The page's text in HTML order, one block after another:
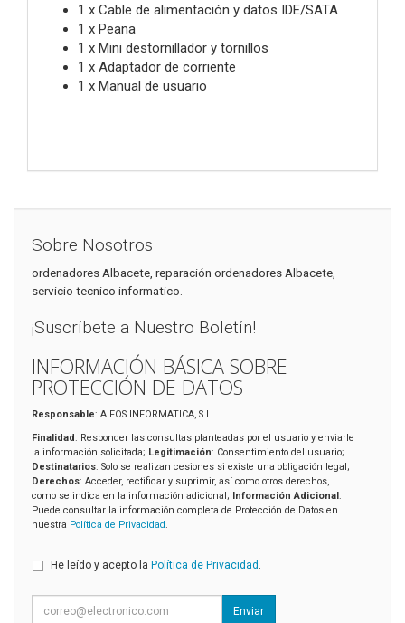
1 x Cable de alimentación y datos IDE/SATA
1 x Peana
1 x Mini destornillador y tornillos
1 x Adaptador de corriente
1 x Manual de usuario
Sobre Nosotros
ordenadores Albacete, reparación ordenadores Albacete,
servicio tecnico informatico.
¡Suscríbete a Nuestro Boletín!
INFORMACIÓN BÁSICA SOBRE
PROTECCIÓN DE DATOS
Responsable: AIFOS INFORMATICA, S.L.
Finalidad: Responder las consultas planteadas por el usuario y enviarle
la información solicitada; Legitimación: Consentimiento del usuario;
Destinatarios: Solo se realizan cesiones si existe una obligación legal;
Derechos: Acceder, rectificar y suprimir, así como otros derechos,
como se indica en la información adicional;
Información Adicional :
Puede consultar la información completa de Protección de Datos en
nuestra Política de Privacidad .
He leído y acepto la Política de Privacidad
Enviar